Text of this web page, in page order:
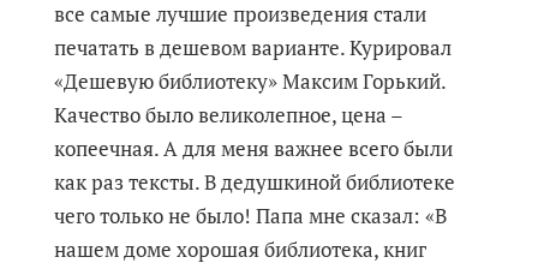
все самые лучшие произведения стали
печатать в дешевом варианте. Курировал
«Дешевую библиотеку» Максим Горький.
Качество было великолепное, цена –
копеечная. А для меня важнее всего были
как раз тексты. В дедушкиной библиотеке
чего только не было! Папа мне сказал: «В
нашем доме хорошая библиотека, книг